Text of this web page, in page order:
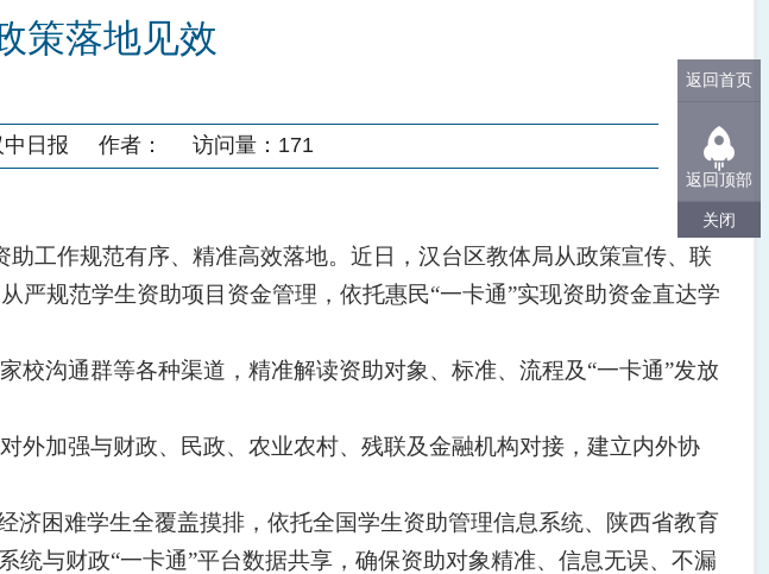
策落地见效
中日报 作者： 访问量： 171
工作规范有序、精准高效落地。近日，汉台区教体局从政策宣传、联
规范学生资助项目资金管理，依托惠民“一卡通”实现资助资金直达学
沟通群等各种渠道，精准解读资助对象、标准、流程及“一卡通”发放
外加强与财政、民政、农业农村、残联及金融机构对接，建立内外协
济困难学生全覆盖摸排，依托全国学生资助管理信息系统、陕西省教育
与财政“一卡通”平台数据共享，确保资助对象精准、信息无误、不漏
返回首页
返回顶部
关闭